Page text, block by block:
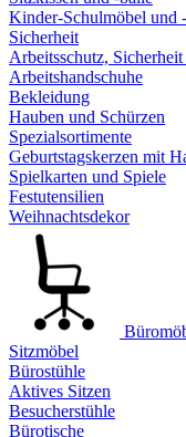
Kinder-Schulmöbel und
Sicherheit
Arbeitsschutz,
Arbeitshandschuhe
Bekleidung
Hauben und Schürzen
Spezialsortimente
Geburtstagskerzen mit
Spielkarten und Spiele
Festutensilien
Weihnachtsdekor
Sitzmöbel
Bürostühle
Aktives Sitzen
Besucherstühle
Bürotische